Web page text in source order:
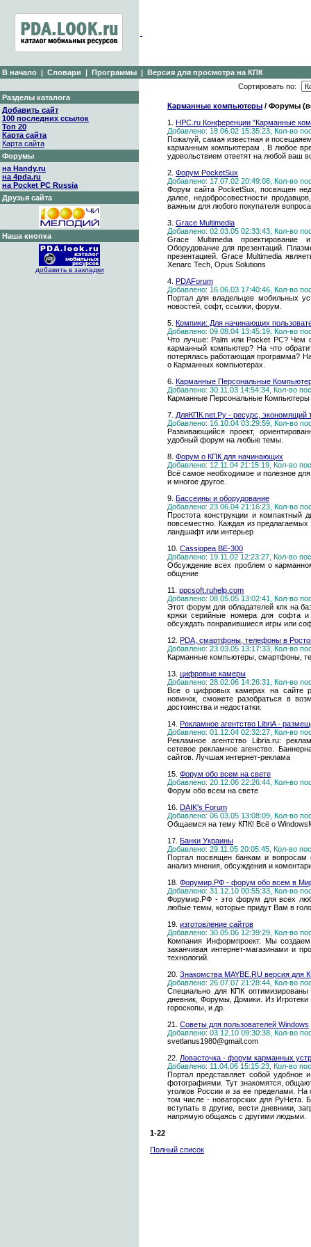
В начало | Словари | Программы | Версия для просмотра на КПК
Разделы каталога
Добавить сайт
100 последних ссылок
Топ 20
Карта сайта
Карта сайта
Форумы
на Handy.ru
на 4pda.ru
на Pocket PC Russia
Друзья сайта
Наша кнопка
добавить в закладки
Сортировать по:
Карманные компьютеры / Форумы
1. HPC.ru Конференции "Карманные
Добавлено: 18.06.02 15:35:23, Кол-во
Пожалуй, самая известная и
карманным компьютерам . В любое
удовольствием ответят на любой ваш
2. Форум PocketSux
Добавлено: 17.07.02 20:49:08, Кол-во
Форум сайта PocketSux, посвящен
далее, недобросовестности
важным для любого покупателя
3. Grace Multimedia
Добавлено: 02.03.05 02:33:43, Кол-во
Grace Multimedia проектирование
Оборудование для презентаций.
презентацией. Grace Multimedia
Xenarc Tech, Opus Solutions
4. PDAForum
Добавлено: 16.06.03 17:40:46, Кол-во
Портал для владельцев мобильных
новостей, софт, ссылки, форум.
5. Компики: Для начинающих
Добавлено: 09.08.04 13:45:19, Кол-во
Что лучше: Palm или Pocket PC? Чем
карманный компьютер? На что
потерялась работающая программа?
о Карманных компьютерах.
6. Карманные Персональные
Добавлено: 30.11.03 14:54:34, Кол-во
Карманные Персональные Компьютеры
7. ДляКПК.net.Ру - ресурс, экономящий
Добавлено: 16.10.04 03:29:59, Кол-во
Развивающийся проект,
удобный форум на любые темы.
8. Форум о КПК для начинающих
Добавлено: 12.11.04 21:15:19, Кол-во
Всё самое необходимое и полезное
и многое другое.
9. Бассеины и оборудование
Добавлено: 23.06.04 21:16:23, Кол-во
Простота конструкции и компактный
повсеместно. Каждая из
ландшафт или интерьер
10. Cassiopea BE-300
Добавлено: 19.11.02 12:23:27, Кол-во
Обсуждение всех проблем о
общение
11. ppcsoft.ruhelp.com
Добавлено: 08.05.05 13:02:41, Кол-во
Этот форум для обладателей кпк на
кряки серийные номера для софта
обсуждать понравившиеся игры или
12. PDA, смартфоны, телефоны в
Добавлено: 23.03.05 13:17:33, Кол-во
Карманные компьютеры, смартфоны,
13. цифровые камеры
Добавлено: 28.02.06 14:26:31, Кол-во
Все о цифровых камерах на сайте
новинок, сможете разобраться в
достоинства и недостатки.
14. Рекламное агентство LibriA -
Добавлено: 01.12.04 02:32:27, Кол-во
Рекламное агентство Libria.ru:
сетевое рекламное агенство.
сайтов. Лучшая интернет-реклама
15. Форум обо всем на свете
Добавлено: 20.12.06 22:26:44, Кол-во
Форум обо всем на свете
16. DAIK's Forum
Добавлено: 06.03.05 13:08:09, Кол-во
Общаемся на тему КПК! Всё о
17. Банки Украины
Добавлено: 29.11.05 20:05:45, Кол-во
Портал посвящен банкам и вопросам
анализ мнения, обсуждения и
18. Форумир.РФ - форум обо всем в
Добавлено: 31.12.10 00:55:33, Кол-во
Форумир.РФ - это форум для всех
любые темы, которые придут Вам в
19. изготовление сайтов
Добавлено: 30.05.06 12:39:29, Кол-во
Компания Информпроект. Мы
заканчивая интернет-магазинами и
технологий.
20. Знакомства MAYBE.RU версия для
Добавлено: 26.07.07 21:28:44, Кол-во
Специально для КПК
дневник, Форумы, Домики. Из Игротеки
гороскопы, и др.
21. Советы для пользователей Windows
Добавлено: 03.12.10 09:30:38, Кол-во
svetlanus1980@gmail.com
22. Ловасточка - форум карманных
Добавлено: 11.04.06 15:15:23, Кол-во
Портал представляет собой
фотографиями. Тут знакомятся,
уголков России и за ее пределами. На
том числе - новаторских для РуНета.
вступать в другие, вести дневники,
напрямую общаясь с другими людьми.
1-22
Полный список